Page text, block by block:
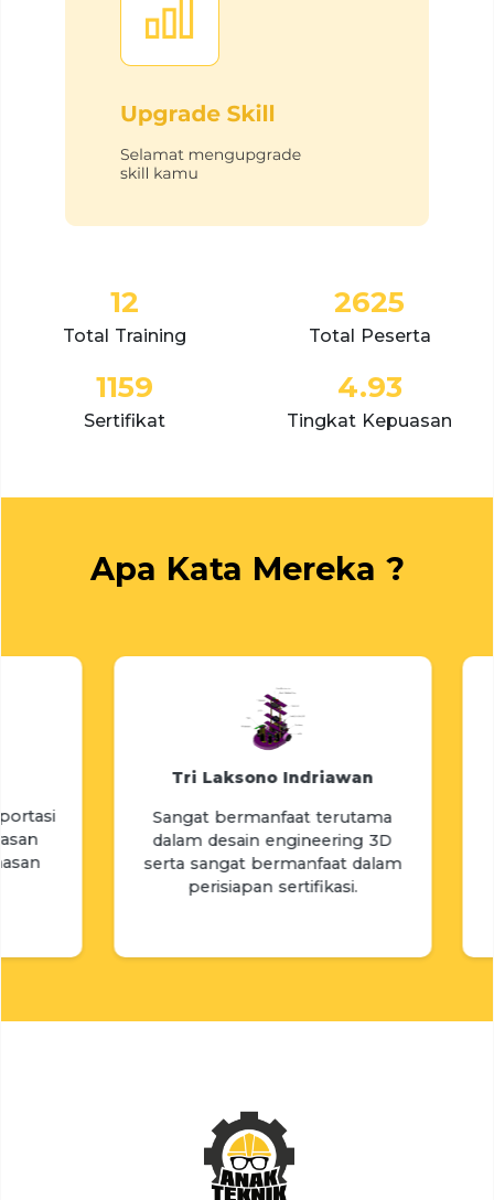
12
Total Training
2625
Total Peserta
1159
Sertifikat
4.93
Tingkat Kepuasan
Apa Kata Mereka ?
Tri Laksono Indriawan
Sangat bermanfaat terutama
dalam desain engineering 3D
serta sangat bermanfaat dalam
perisiapan sertifikasi.